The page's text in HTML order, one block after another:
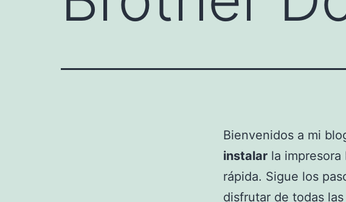
Bienvenidos a mi
instalar la
rápida. Sigue los
disfrutar de todas